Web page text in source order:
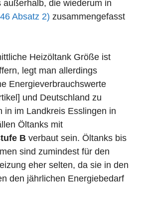
außerhalb, die wiederum in
Absatz 2) zusammengefasst
Heizöltank Größe ist
legt man allerdings
Energieverbrauchswerte
und Deutschland zu
in im Landkreis Esslingen in
Öltanks mit
B verbaut sein. Öltanks bis
sind zumindest für den
eher selten, da sie in den
den jährlichen Energiebedarf